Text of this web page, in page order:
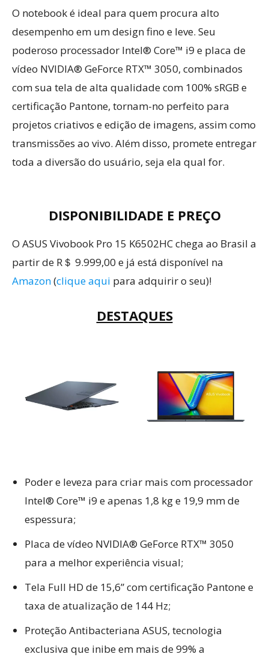
O notebook é ideal para quem procura alto
desempenho em um design fino e leve. Seu
poderoso processador Intel® Core™ i9 e placa de
vídeo NVIDIA® GeForce RTX™ 3050, combinados
com sua tela de alta qualidade com 100% sRGB e
certificação Pantone, tornam-no perfeito para
projetos criativos e edição de imagens, assim como
transmissões ao vivo. Além disso, promete entregar
toda a diversão do usuário, seja ela qual for.
DISPONIBILIDADE E PREÇO
O ASUS Vivobook Pro 15 K6502HC chega ao Brasil a
partir de R＄ 9.999,00 e já está disponível na
Amazon(clique aqui para adquirir o seu)!
DESTAQUES
Poder e leveza para criar mais com processador
Intel® Core™ i9 e apenas 1,8 kg e 19,9 mm de
espessura;
Placa de vídeo NVIDIA® GeForce RTX™ 3050
para a melhor experiência visual;
Tela Full HD de 15,6” com certificação Pantone e
taxa de atualização de 144 Hz;
Proteção Antibacteriana ASUS, tecnologia
exclusiva que inibe em mais de 99% a